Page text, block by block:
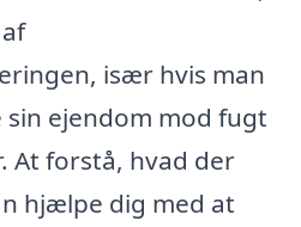
især hvis man
ejendom mod fugt
At forstå, hvad der
hjælpe dig med at